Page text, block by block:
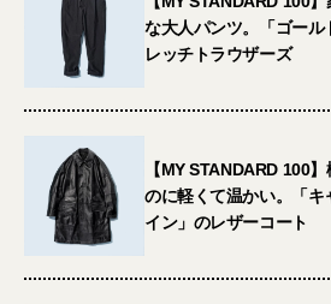
な大人パンツ。「ゴール
レッチトラウザーズ
【MY STANDARD 100
のに軽くて温かい。「キ
イン」のレザーコート